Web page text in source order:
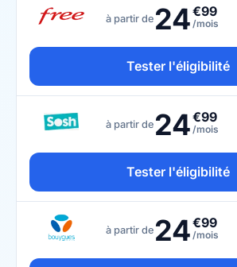
à partir de 24€99
/mois
Tester l'éligibilité
à partir de 24€99
/mois
Tester l'éligibilité
à partir de 24€99
/mois